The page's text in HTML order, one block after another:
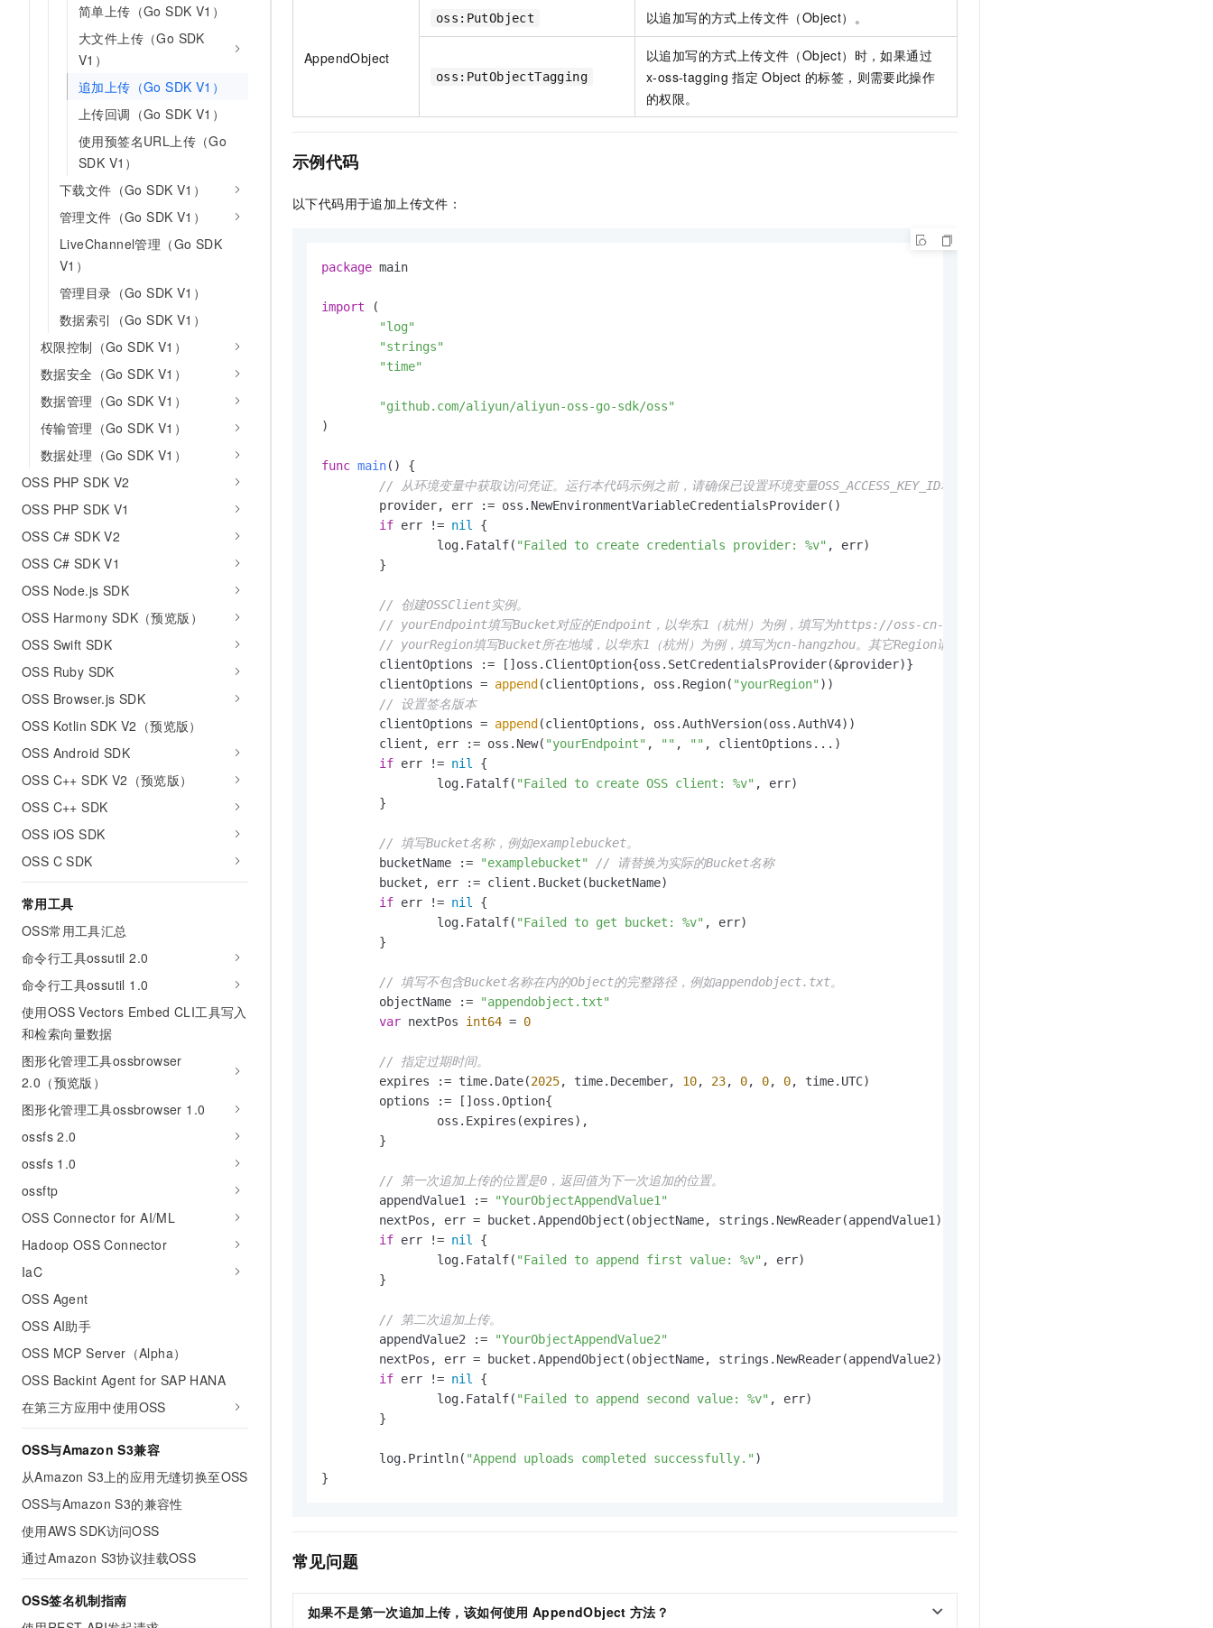
简单上传（Go SDK V1）
大文件上传（Go SDK
V1）
追加上传（Go SDK V1）
上传回调（Go SDK V1）
使用预签名URL上传（Go
SDK V1）
下载文件（Go SDK V1）
管理文件（Go SDK V1）
LiveChannel管理（Go SDK
V1）
管理目录（Go SDK V1）
数据索引（Go SDK V1）
权限控制（Go SDK V1）
数据安全（Go SDK V1）
数据管理（Go SDK V1）
传输管理（Go SDK V1）
数据处理（Go SDK V1）
OSS PHP SDK V2
OSS PHP SDK V1
OSS C# SDK V2
OSS C# SDK V1
OSS Node.js SDK
OSS Harmony SDK（预览版）
OSS Swift SDK
OSS Ruby SDK
OSS Browser.js SDK
OSS Kotlin SDK V2（预览版）
OSS Android SDK
OSS C++ SDK V2（预览版）
OSS C++ SDK
OSS iOS SDK
OSS C SDK
常用工具
OSS常用工具汇总
命令行工具ossutil 2.0
命令行工具ossutil 1.0
使用OSS Vectors Embed CLI工具写入
和检索向量数据
图形化管理工具ossbrowser
2.0（预览版）
图形化管理工具ossbrowser 1.0
ossfs 2.0
ossfs 1.0
ossftp
OSS Connector for AI/ML
Hadoop OSS Connector
IaC
OSS Agent
OSS AI助手
OSS MCP Server（Alpha）
OSS Backint Agent for SAP HANA
在第三方应用中使用OSS
OSS与Amazon S3兼容
从Amazon S3上的应用无缝切换至OSS
OSS与Amazon S3的兼容性
使用AWS SDK访问OSS
通过Amazon S3协议挂载OSS
OSS签名机制指南
AppendObject
oss:PutObject 以追加写的方式上传文件（Object）。
oss:PutObjectTagging
以追加写的方式上传文件（Object）时，如果通过
x-oss-tagging 指定 Object 的标签，则需要此操作
的权限。
示例代码
以下代码用于追加上传文件：
package main
import (
"log"
"strings"
"time"
"github.com/aliyun/aliyun-oss-go-sdk/oss"
)
func main()
{
// 从环境变量中获取访问凭证。运行本代码示例之前，请确保已设置环境变量OSS_ACCESS_KEY_ID和OSS_ACCESS_KEY_SECRET。
if err != nil {
		log.Fatalf(
"Failed to create credentials provider: %v" , err)
// 创建OSSClient实例。
// yourEndpoint填写Bucket对应的Endpoint，以华东1（杭州）为例，填写为https://oss-cn-hangzhou.aliyuncs.com。其它Region请按实
// yourRegion填写Bucket所在地域，以华东1（杭州）为例，填写为cn-hangzhou。其它Region请按实际情况填写。
	clientOptions =
append (clientOptions, oss.Region( "yourRegion" ))
// 设置签名版本
	clientOptions =
append (clientOptions, oss.AuthVersion(oss.AuthV4))
	client, err := oss.New(
"yourEndpoint" , "" , "" , clientOptions...)
if err != nil {
		log.Fatalf(
"Failed to create OSS client: %v" , err)
// 填写Bucket名称，例如examplebucket。
	bucketName :=
"examplebucket"
// 请替换为实际的Bucket名称
if err != nil {
		log.Fatalf(
"Failed to get bucket: %v" , err)
// 填写不包含Bucket名称在内的Object的完整路径，例如appendobject.txt。
	objectName :=
"appendobject.txt"
var nextPos int64 = 0
// 指定过期时间。
	expires := time.Date(
2025, time.December, 10, 23, 0, 0, 0, time.UTC)
// 第一次追加上传的位置是0，返回值为下一次追加的位置。
	appendValue1 :=
"YourObjectAppendValue1"
if err != nil {
		log.Fatalf(
"Failed to append first value: %v" , err)
// 第二次追加上传。
	appendValue2 :=
"YourObjectAppendValue2"
if err != nil {
		log.Fatalf(
"Failed to append second value: %v" , err)
	log.Println(
"Append uploads completed successfully." )
常见问题
如果不是第一次追加上传，该如何使用 AppendObject 方法？
10 分钟在聊天系统中增加一个 AI 助手
在企业官网、通讯软件中为客户提供 AI 客服
即刻拥有 DeepSeek-R1 满血版
多种方案随心选，轻松解锁专属 DeepSeek
超强辅助，Bolt.diy 一步搞定创意建站
通过自然语言交互简化开发流程,全栈开发支持